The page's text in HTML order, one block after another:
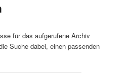
für das aufgerufene Archiv
Suche dabei, einen passenden